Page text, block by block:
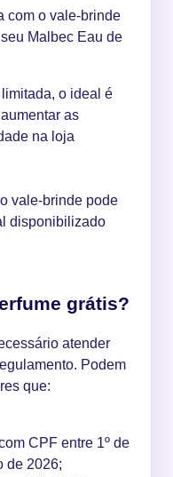
com o vale-brinde
Malbec Eau de
o ideal é
as
na loja
vale-brinde pode
disponibilizado
grátis?
atender
Podem
que:
CPF entre 1º de
de 2026;